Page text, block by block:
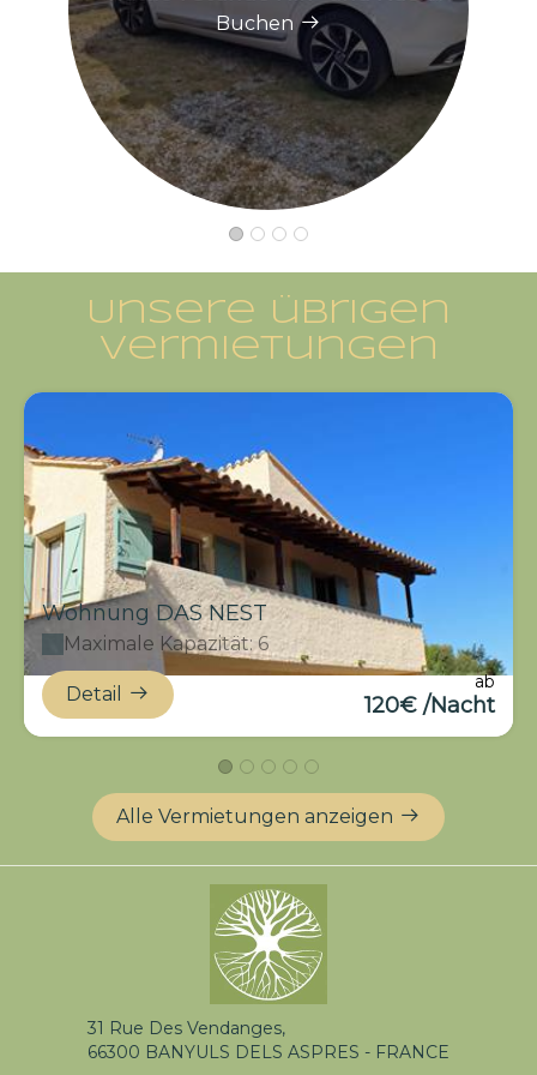
Buchen
Unsere übrigen
Vermietungen
Wohnung DAS NEST
Maximale Kapazität: 6
Detail
ab
120€ /Nacht
Alle Vermietungen anzeigen
31 Rue Des Vendanges,
66300 BANYULS DELS ASPRES - FRANCE